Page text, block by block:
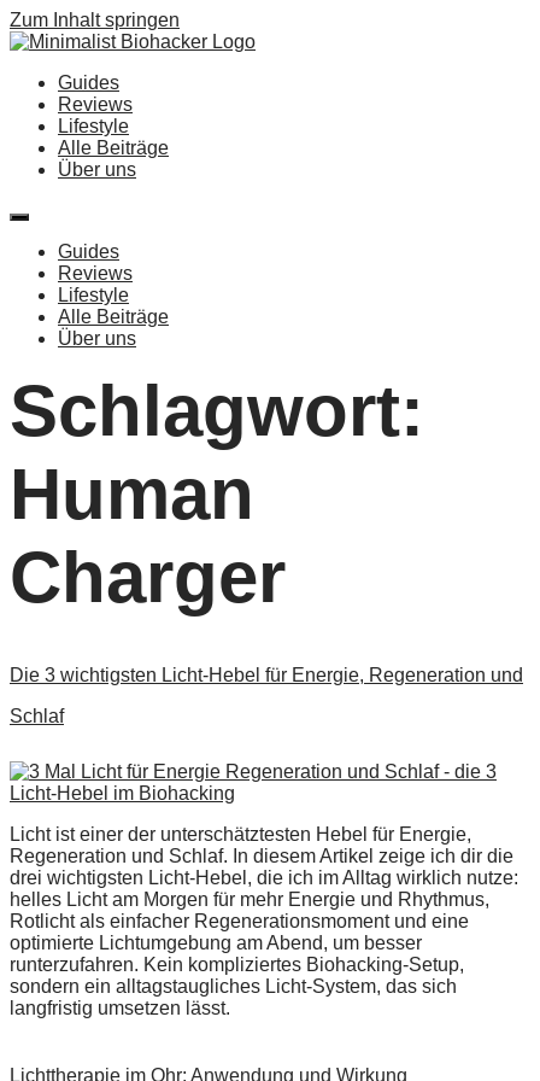
Zum Inhalt springen
Guides
Reviews
Lifestyle
Alle Beiträge
Über uns
Guides
Reviews
Lifestyle
Alle Beiträge
Über uns
Schlagwort:
Human
Charger
Die 3 wichtigsten Licht-Hebel für Energie, Regeneration und
Schlaf
Licht ist einer der unterschätztesten Hebel für Energie,
Regeneration und Schlaf. In diesem Artikel zeige ich dir die
drei wichtigsten Licht-Hebel, die ich im Alltag wirklich nutze:
helles Licht am Morgen für mehr Energie und Rhythmus,
Rotlicht als einfacher Regenerationsmoment und eine
optimierte Lichtumgebung am Abend, um besser
runterzufahren. Kein kompliziertes Biohacking-Setup,
sondern ein alltagstaugliches Licht-System, das sich
langfristig umsetzen lässt.
Lichttherapie im Ohr: Anwendung und Wirkung